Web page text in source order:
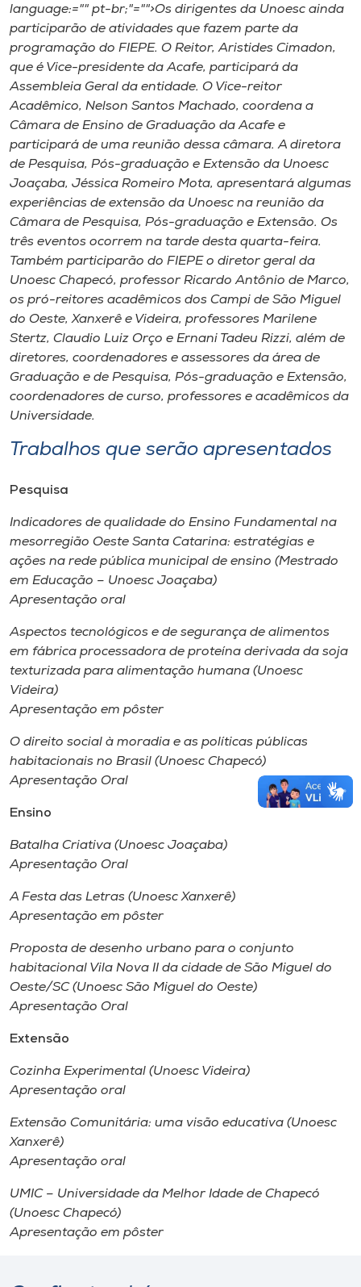
language:="" pt-br;"="">Os dirigentes da Unoesc ainda
participarão de atividades que fazem parte da
programação do FIEPE. O Reitor, Aristides Cimadon,
que é Vice-presidente da Acafe, participará da
Assembleia Geral da entidade. O Vice-reitor
Acadêmico, Nelson Santos Machado, coordena a
Câmara de Ensino de Graduação da Acafe e
participará de uma reunião dessa câmara. A diretora
de Pesquisa, Pós-graduação e Extensão da Unoesc
Joaçaba, Jéssica Romeiro Mota, apresentará algumas
experiências de extensão da Unoesc na reunião da
Câmara de Pesquisa, Pós-graduação e Extensão. Os
três eventos ocorrem na tarde desta quarta-feira.
Também participarão do FIEPE o diretor geral da
Unoesc Chapecó, professor Ricardo Antônio de Marco,
os pró-reitores acadêmicos dos Campi de São Miguel
do Oeste, Xanxerê e Videira, professores Marilene
Stertz, Claudio Luiz Orço e Ernani Tadeu Rizzi, além de
diretores, coordenadores e assessores da área de
Graduação e de Pesquisa, Pós-graduação e Extensão,
coordenadores de curso, professores e acadêmicos da
Universidade.
Trabalhos que serão apresentados
Pesquisa
Indicadores de qualidade do Ensino Fundamental na
mesorregião Oeste Santa Catarina: estratégias e
ações na rede pública municipal de ensino (Mestrado
em Educação – Unoesc Joaçaba)
Apresentação oral
Aspectos tecnológicos e de segurança de alimentos
em fábrica processadora de proteína derivada da soja
texturizada para alimentação humana (Unoesc
Videira)
Apresentação em pôster
O direito social à moradia e as políticas públicas
habitacionais no Brasil (Unoesc Chapecó)
Apresentação Oral
Ensino
Batalha Criativa (Unoesc Joaçaba)
Apresentação Oral
A Festa das Letras (Unoesc Xanxerê)
Apresentação em pôster
Proposta de desenho urbano para o conjunto
habitacional Vila Nova II da cidade de São Miguel do
Oeste/SC (Unoesc São Miguel do Oeste)
Apresentação Oral
Extensão
Cozinha Experimental (Unoesc Videira)
Apresentação oral
Extensão Comunitária: uma visão educativa (Unoesc
Xanxerê)
Apresentação oral
UMIC – Universidade da Melhor Idade de Chapecó
(Unoesc Chapecó)
Apresentação em pôster